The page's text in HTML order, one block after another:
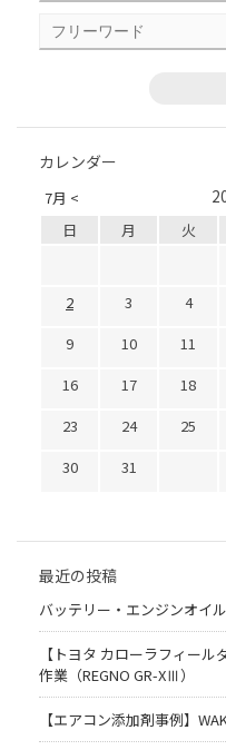
カレンダー
7月 <
日 月 火
2
3 4
9
10 11
16
17 18
23
24 25
30
31
最近の投稿
バッテリー・エンジンオイ
【トヨタ カローラフィール
作業（REGNO GR-XⅢ）
【エアコン添加剤事例】